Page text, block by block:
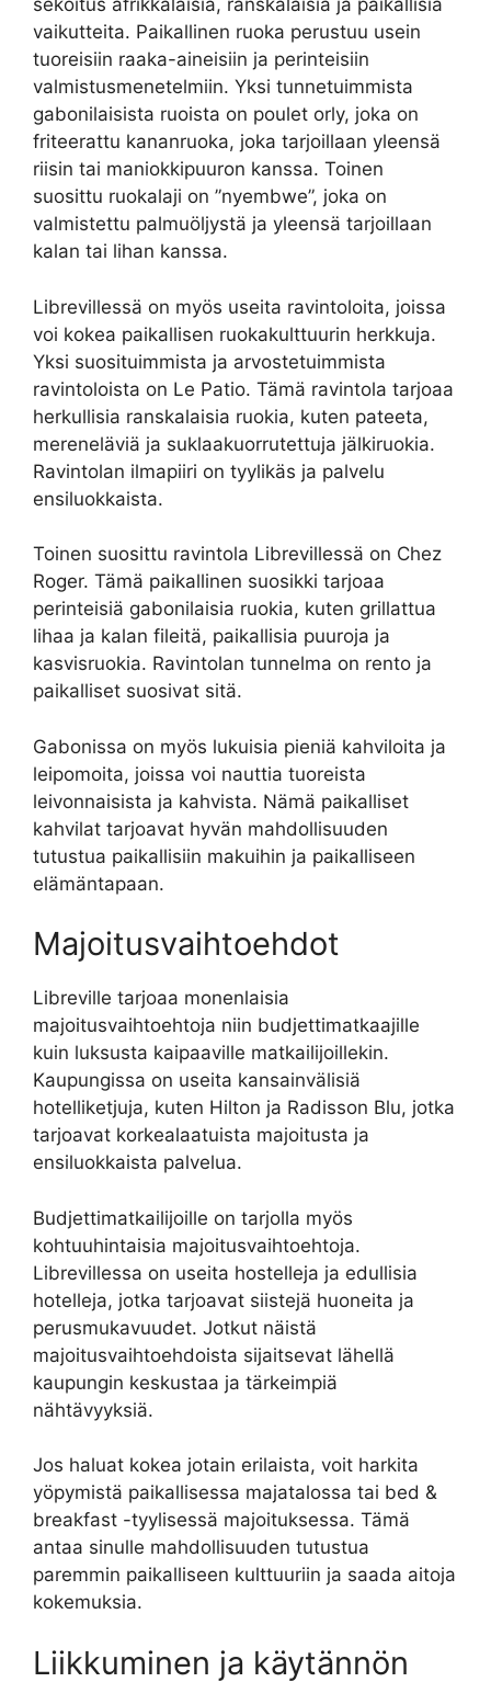
sekoitus afrikkalaisia, ranskalaisia ja paikallisia
vaikutteita. Paikallinen ruoka perustuu usein
tuoreisiin raaka-aineisiin ja perinteisiin
valmistusmenetelmiin. Yksi tunnetuimmista
gabonilaisista ruoista on poulet orly, joka on
friteerattu kananruoka, joka tarjoillaan yleensä
riisin tai maniokkipuuron kanssa. Toinen
suosittu ruokalaji on ”nyembwe”, joka on
valmistettu palmuöljystä ja yleensä tarjoillaan
kalan tai lihan kanssa.
Librevillessä on myös useita ravintoloita, joissa
voi kokea paikallisen ruokakulttuurin herkkuja.
Yksi suosituimmista ja arvostetuimmista
ravintoloista on Le Patio. Tämä ravintola tarjoaa
herkullisia ranskalaisia ​​ruokia, kuten pateeta,
mereneläviä ja suklaakuorrutettuja jälkiruokia.
Ravintolan ilmapiiri on tyylikäs ja palvelu
ensiluokkaista.
Toinen suosittu ravintola Librevillessä on Chez
Roger. Tämä paikallinen suosikki tarjoaa
perinteisiä gabonilaisia ruokia, kuten grillattua
lihaa ja kalan fileitä, paikallisia puuroja ja
kasvisruokia. Ravintolan tunnelma on rento ja
paikalliset suosivat sitä.
Gabonissa on myös lukuisia pieniä kahviloita ja
leipomoita, joissa voi nauttia tuoreista
leivonnaisista ja kahvista. Nämä paikalliset
kahvilat tarjoavat hyvän mahdollisuuden
tutustua paikallisiin makuihin ja paikalliseen
elämäntapaan.
Majoitusvaihtoehdot
Libreville tarjoaa monenlaisia
majoitusvaihtoehtoja niin budjettimatkaajille
kuin luksusta kaipaaville matkailijoillekin.
Kaupungissa on useita kansainvälisiä
hotelliketjuja, kuten Hilton ja Radisson Blu, jotka
tarjoavat korkealaatuista majoitusta ja
ensiluokkaista palvelua.
Budjettimatkailijoille on tarjolla myös
kohtuuhintaisia ​​majoitusvaihtoehtoja.
Librevillessa on useita hostelleja ja edullisia
hotelleja, jotka tarjoavat siistejä huoneita ja
perusmukavuudet. Jotkut näistä
majoitusvaihtoehdoista sijaitsevat lähellä
kaupungin keskustaa ja tärkeimpiä
nähtävyyksiä.
Jos haluat kokea jotain erilaista, voit harkita
yöpymistä paikallisessa majatalossa tai bed &
breakfast -tyylisessä majoituksessa. Tämä
antaa sinulle mahdollisuuden tutustua
paremmin paikalliseen kulttuuriin ja saada aitoja
kokemuksia.
Liikkuminen ja käytännön